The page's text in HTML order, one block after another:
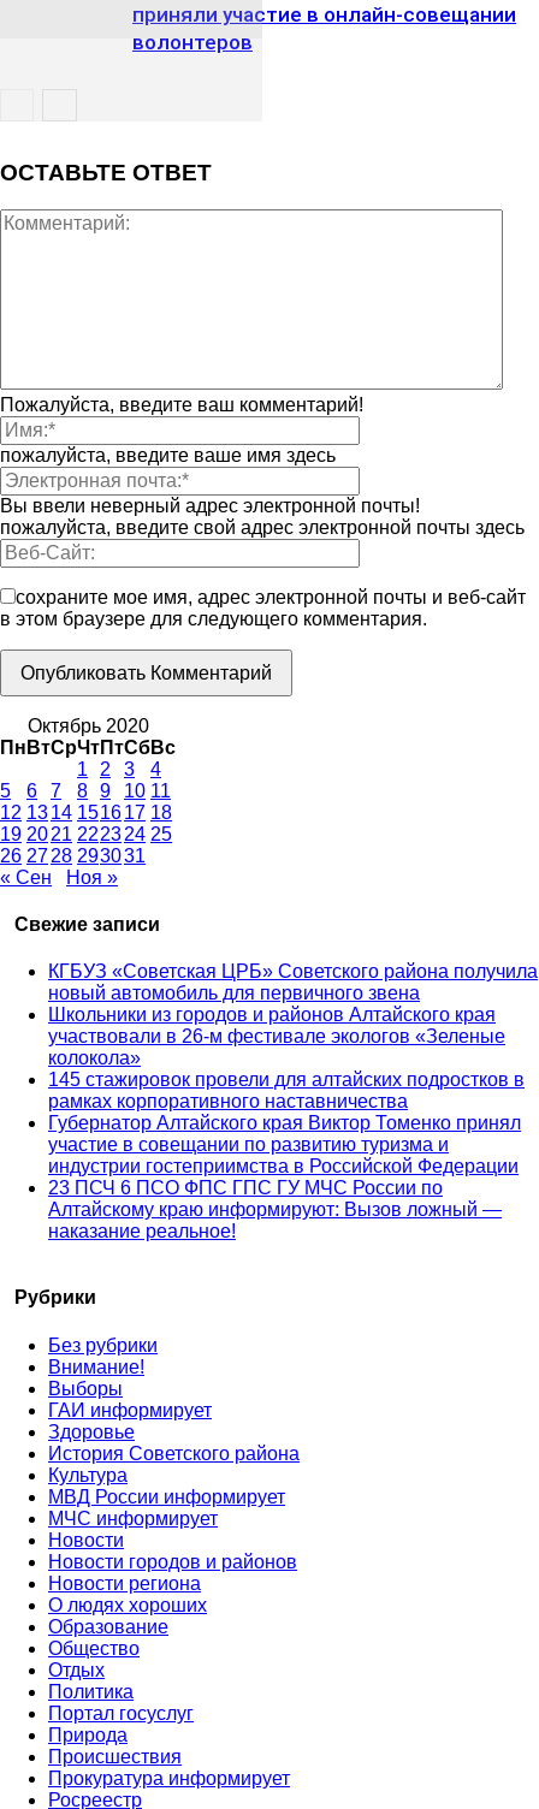
приняли участие в онлайн-совещании
волонтеров
ОСТАВЬТЕ ОТВЕТ
Пожалуйста, введите ваш комментарий!
пожалуйста, введите ваше имя здесь
Вы ввели неверный адрес электронной почты!
пожалуйста, введите свой адрес электронной почты здесь
сохраните мое имя, адрес электронной почты и веб-сайт
в этом браузере для следующего комментария.
Октябрь 2020
Пн ВтСрЧтПтСбВс
1
2 3
4
5
6 7 8 9 10 11
12 1314 151617 18
19 2021 222324 25
26 2728 293031
« Сен
Ноя »
Свежие записи
КГБУЗ «Советская ЦРБ» Советского района получила
новый автомобиль для первичного звена
Школьники из городов и районов Алтайского края
участвовали в 26-м фестивале экологов «Зеленые
колокола»
145 стажировок провели для алтайских подростков в
рамках корпоративного наставничества
Губернатор Алтайского края Виктор Томенко принял
участие в совещании по развитию туризма и
индустрии гостеприимства в Российской Федерации
23 ПСЧ 6 ПСО ФПС ГПС ГУ МЧС России по
Алтайскому краю информируют: Вызов ложный —
наказание реальное!
Рубрики
Без рубрики
Внимание!
Выборы
ГАИ информирует
Здоровье
История Советского района
Культура
МВД России информирует
МЧС информирует
Новости
Новости городов и районов
Новости региона
О людях хороших
Образование
Общество
Отдых
Политика
Портал госуслуг
Природа
Происшествия
Прокуратура информирует
Росреестр